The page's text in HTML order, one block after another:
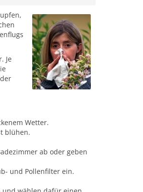
Je
Wetter.
blühen.
ab oder geben
und Pollenfilter ein.